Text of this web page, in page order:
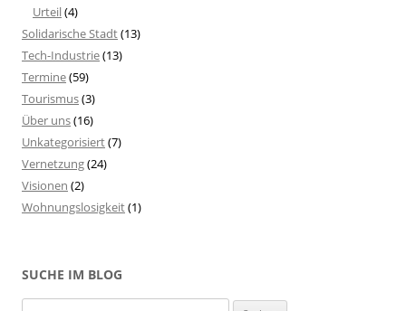
Urteil(4)
Solidarische Stadt(13)
Tech-Industrie(13)
Termine(59)
Tourismus(3)
Über uns(16)
Unkategorisiert(7)
Vernetzung(24)
Visionen (2)
Wohnungslosigkeit(1)
SUCHE IM BLOG